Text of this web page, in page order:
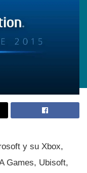
y su Xbox,
Games, Ubisoft,